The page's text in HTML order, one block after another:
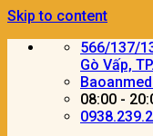
Skip to content
566/137/
Gò Vấp,
08:00 -